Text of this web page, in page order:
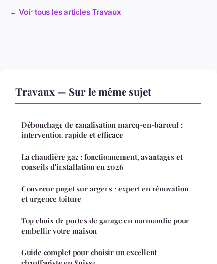
← Voir tous les articles Travaux
Travaux — Sur le même sujet
Débouchage de canalisation marcq-en-barœul :
intervention rapide et efficace
La chaudière gaz : fonctionnement, avantages et
conseils d'installation en 2026
Couvreur puget sur argens : expert en rénovation
et urgence toiture
Top choix de portes de garage en normandie pour
embellir votre maison
Guide complet pour choisir un excellent